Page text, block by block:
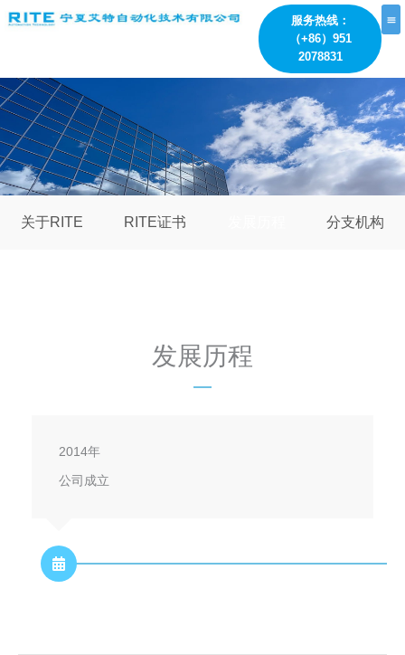
跳
至
服务热线：
（+86）951
2078831
关于RITE RITE证书 分支机构
发展历程
2014年
公司成立